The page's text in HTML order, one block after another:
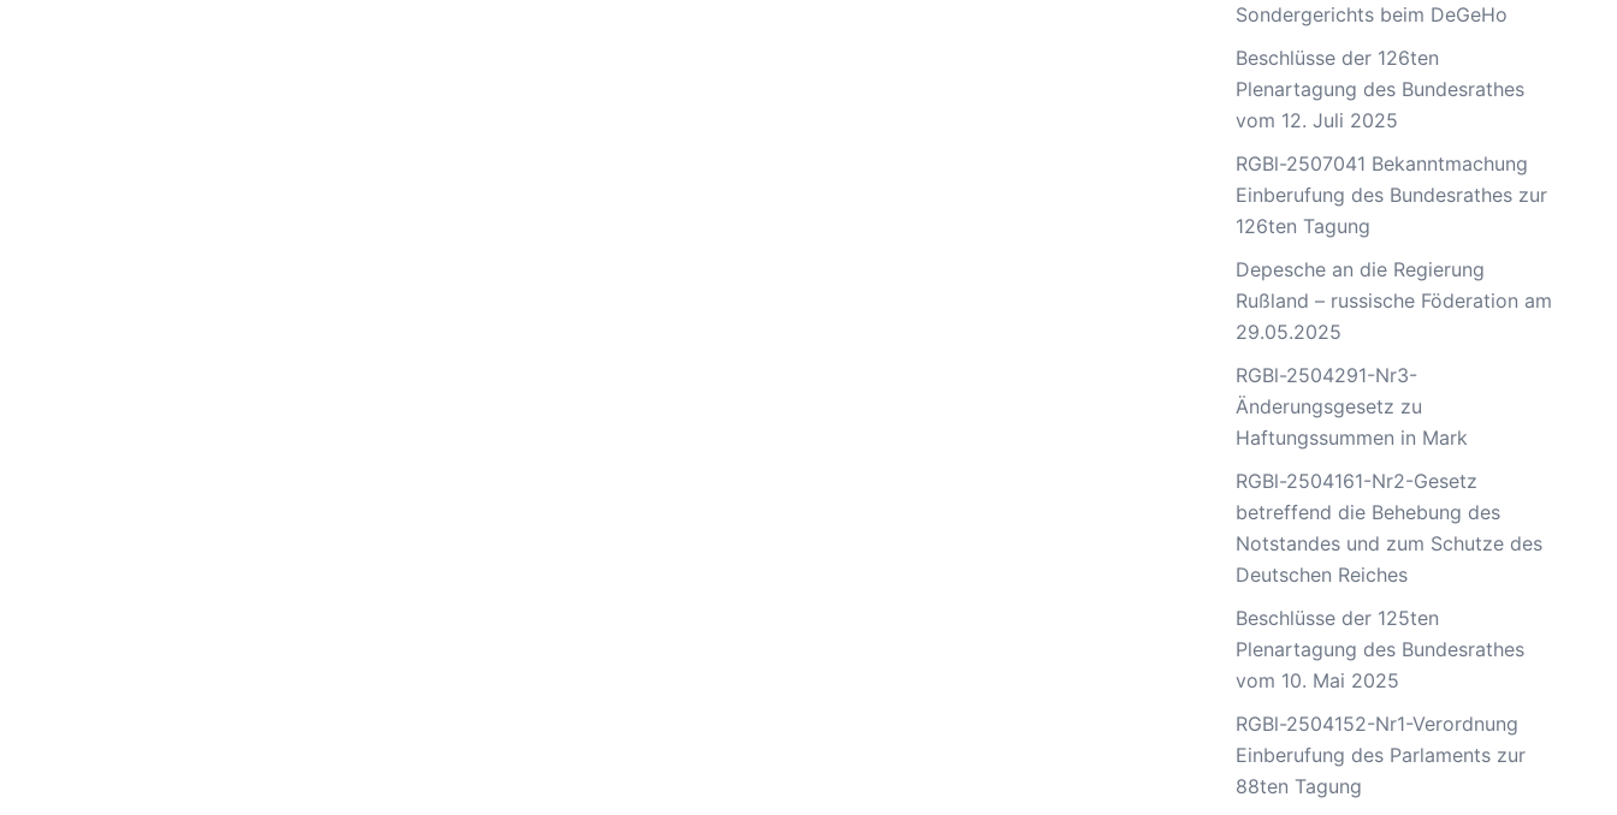
Sondergerichts beim DeGeHo
Beschlüsse der 126ten
Plenartagung des Bundesrathes
vom 12. Juli 2025
RGBl-2507041 Bekanntmachung
Einberufung des Bundesrathes zur
126ten Tagung
Depesche an die Regierung
Rußland – russische Föderation am
29.05.2025
RGBl-2504291-Nr3-
Änderungsgesetz zu
Haftungssummen in Mark
RGBl-2504161-Nr2-Gesetz
betreffend die Behebung des
Notstandes und zum Schutze des
Deutschen Reiches
Beschlüsse der 125ten
Plenartagung des Bundesrathes
vom 10. Mai 2025
RGBl-2504152-Nr1-Verordnung
Einberufung des Parlaments zur
88ten Tagung